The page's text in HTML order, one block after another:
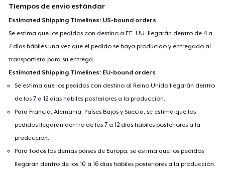
Tiempos de envío estándar
Estimated Shipping Timelines: US-bound orders
Se estima que los pedidos con destino a EE. UU. llegarán dentro de 4 a
7 días hábiles una vez que el pedido se haya producido y entregado al
transportista para su entrega.
Estimated Shipping Timelines: EU-bound orders
Se estima que los pedidos con destino al Reino Unido llegarán dentro
de los 7 a 12 días hábiles posteriores a la producción.
Para Francia, Alemania, Países Bajos y Suecia, se estima que los
pedidos llegarán dentro de los 7 a 12 días hábiles posteriores a la
producción.
Para todos los demás países de Europa, se estima que los pedidos
llegarán dentro de los 10 a 16 días hábiles posteriores a la producción.